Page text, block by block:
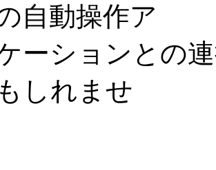
自動操作ア
ーションとの
しれませ